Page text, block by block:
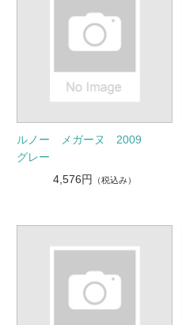
ルノー メガーヌ 2009
グレー
4,576円
（税込み）